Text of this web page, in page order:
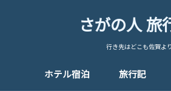
さがの人 旅
行き先はどこも佐賀よ
ホテル宿泊 旅行記